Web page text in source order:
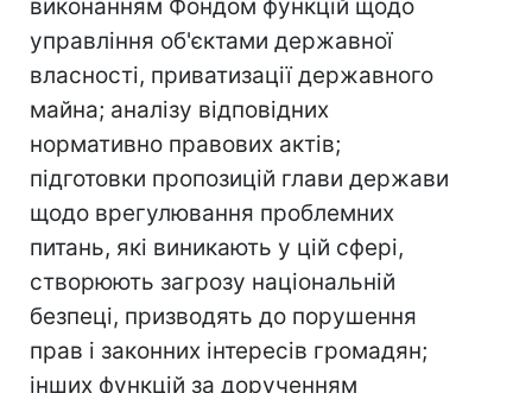
виконанням Фондом функцій щодо
управління об'єктами державної
власності, приватизації державного
майна; аналізу відповідних
нормативно правових актів;
підготовки пропозицій глави держави
щодо врегулювання проблемних
питань, які виникають у цій сфері,
створюють загрозу національній
безпеці, призводять до порушення
прав і законних інтересів громадян;
інших функцій за дорученням